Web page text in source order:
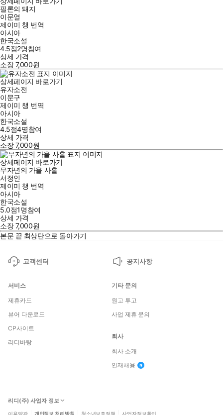
필론의 돼지
이문열
제이미 챙 번역
아시아
한국소설
4.5점2명참여
상세 가격
소장7,000원
상세페이지 바로가기
유자소전
이문구
제이미 챙 번역
아시아
한국소설
4.5점4명참여
상세 가격
소장7,000원
상세페이지 바로가기
무자년의 가을 사흘
서정인
제이미 챙 번역
아시아
한국소설
5.0점1명참여
상세 가격
소장7,000원
본문 끝 최상단으로 돌아가기
고객센터 공지사항
서비스
제휴카드
뷰어 다운로드
CP사이트
리디바탕
기타 문의
원고 투고
사업 제휴 문의
회사
회사 소개
인재채용
리디(주) 사업자 정보
이용약관 개인정보 처리방침 청소년보호정책 사업자정보확인